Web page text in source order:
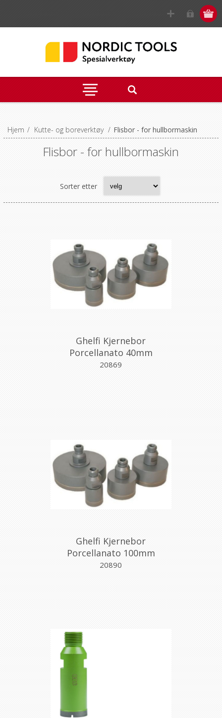
Hjem / Kutte- og boreverktøy / Flisbor - for hullbormaskin
Flisbor - for hullbormaskin
Sorter etter
Ghelfi Kjernebor
Porcellanato 40mm
20869
Ghelfi Kjernebor
Porcellanato 100mm
20890